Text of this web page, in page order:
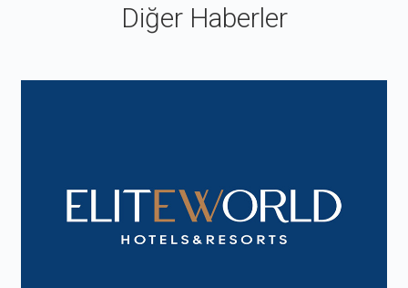
Diğer Haberler